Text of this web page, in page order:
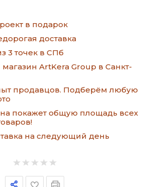
в подарок
доставка
3 точек в СПб
ArtKera Group в Санкт-
продавцов. Подберём любую
покажет общую площадь всех
на следующий день